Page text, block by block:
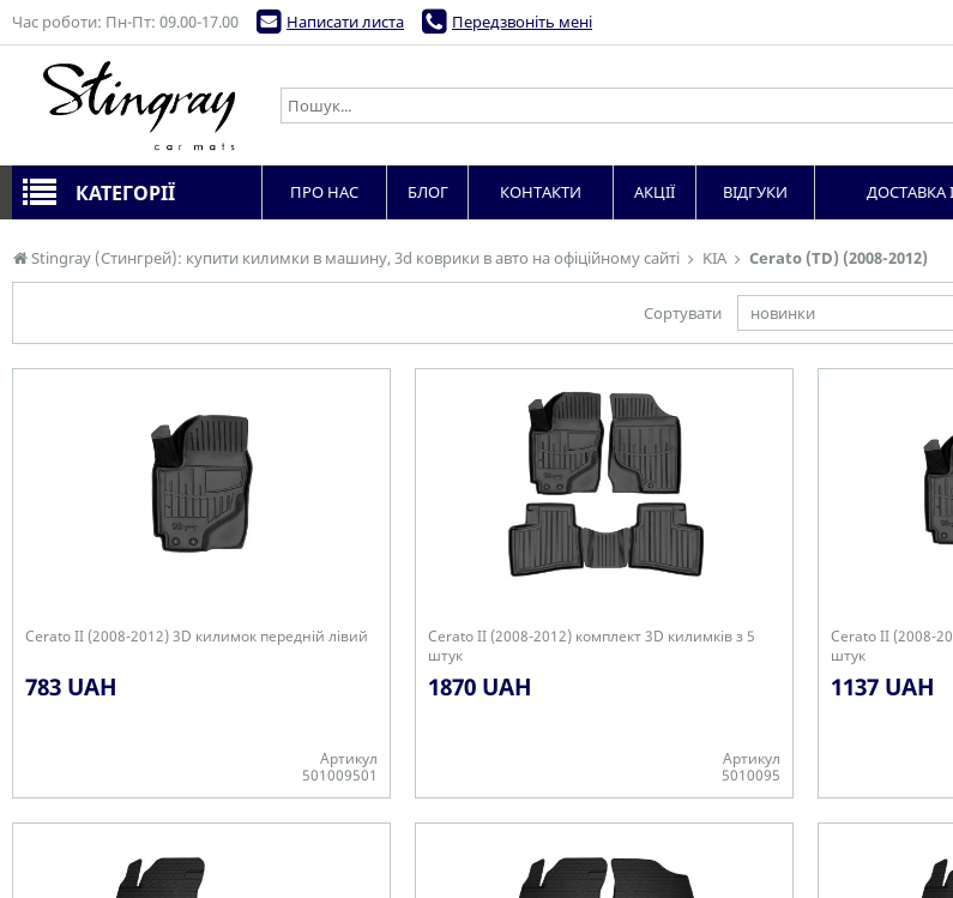
Stingray (Стингрей): купити килимки в машину, 3d коврики в авто на офіційному сайті KIA Cerato (TD) (2008-2012)
Сортувати новинки
Cerato II (2008-2012) 3D килимок передній лівий
783 UAH
Артикул
501009501
Cerato II (2008-2012) комплект 3D килимків з 5
штук
1870 UAH
Артикул
5010095
Cerato II (2008-
штук
1137 UAH
Час роботи: Пн-Пт: 09.00-17.00 Написати листа Передзвоніть мені
КАТЕГОРІЇ ПРО НАС БЛОГ КОНТАКТИ АКЦІЇ ВІДГУКИ ДОСТАВКА